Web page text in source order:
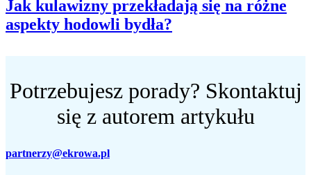
Jak kulawizny przekładają się na różne
aspekty hodowli bydła?
Potrzebujesz porady? Skontaktuj
się z autorem artykułu
partnerzy@ekrowa.pl